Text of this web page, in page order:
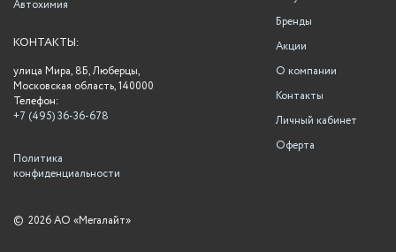
Бренды
Акции
О компании
Контакты
Личный кабинет
Оферта
Автохимия
КОНТАКТЫ:
улица Мира, 8Б, Люберцы,
Московская область, 140000
Телефон:
+7 (495) 36-36-678
Политика
конфиденциальности
© 2026 АО «Мегалайт»